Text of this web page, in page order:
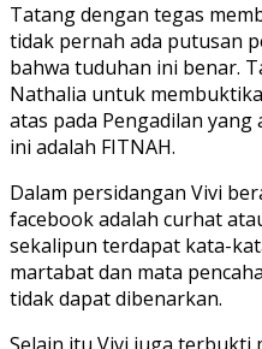
Tatang dengan tegas
tidak pernah ada putusan
bahwa tuduhan ini benar.
Nathalia untuk
atas pada Pengadilan yang
ini adalah FITNAH.
Dalam persidangan Vivi
facebook adalah curhat
sekalipun terdapat kata-
martabat dan mata
tidak dapat dibenarkan.